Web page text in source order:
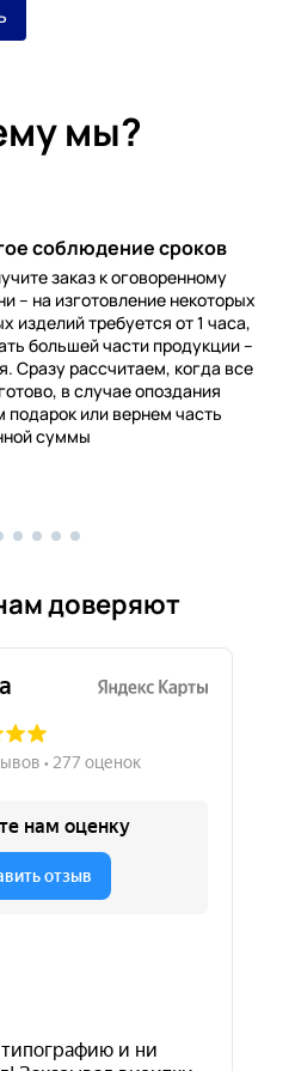
мы?
соблюдение сроков
заказ к оговоренному
– на изготовление некоторых
изделий требуется от 1 часа,
большей части продукции –
Сразу рассчитаем, когда все
в случае опоздания
подарок или вернем часть
суммы
доверяют